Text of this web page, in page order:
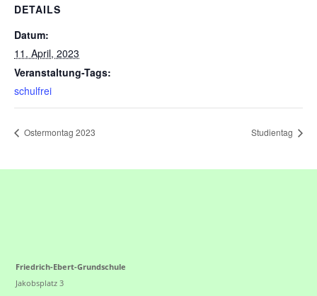
DETAILS
Datum:
11. April, 2023
Veranstaltung-Tags:
schulfrei
Ostermontag 2023 Studientag
Friedrich-Ebert-Grundschule
Jakobsplatz 3